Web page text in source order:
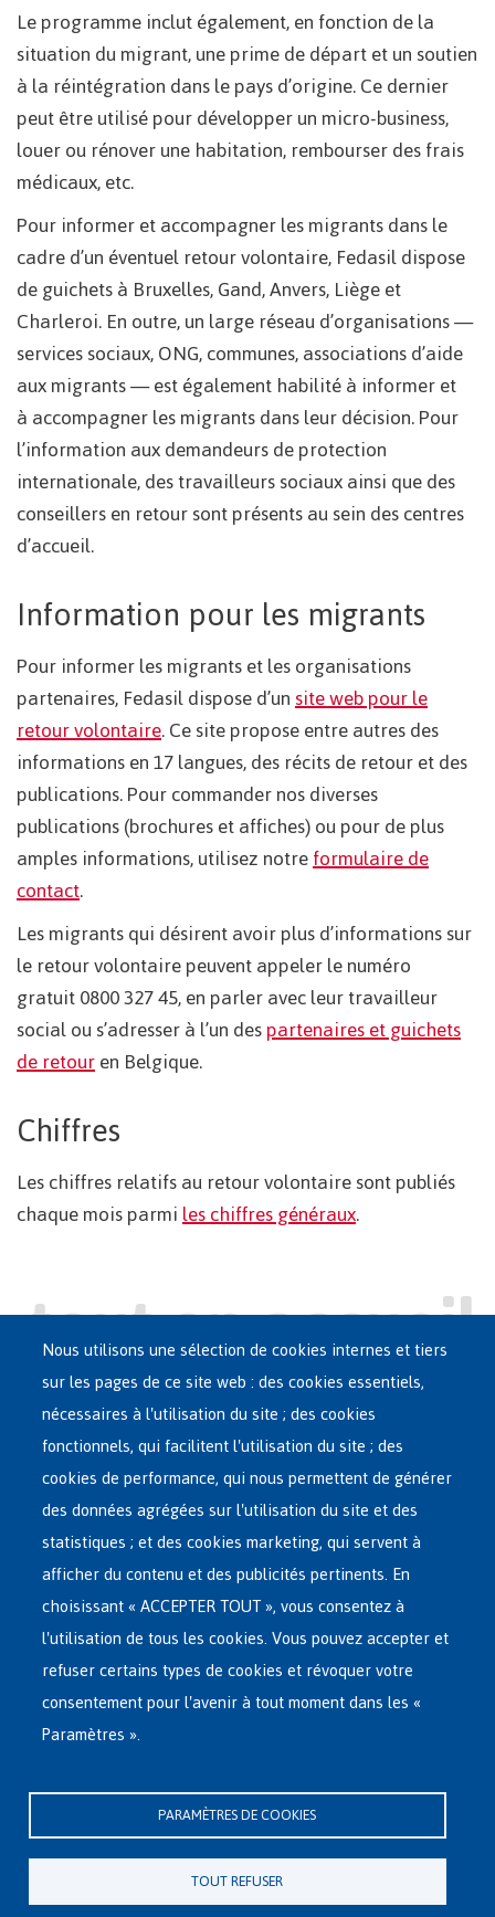
Le programme inclut également, en fonction de la
situation du migrant, une prime de départ et un soutien
à la réintégration dans le pays d’origine. Ce dernier
peut être utilisé pour développer un micro-business,
louer ou rénover une habitation, rembourser des frais
médicaux, etc.
Pour informer et accompagner les migrants dans le
cadre d’un éventuel retour volontaire, Fedasil dispose
de guichets à Bruxelles, Gand, Anvers, Liège et
Charleroi. En outre, un large réseau d’organisations —
services sociaux, ONG, communes, associations d’aide
aux migrants — est également habilité à informer et
à accompagner les migrants dans leur décision. Pour
l’information aux demandeurs de protection
internationale, des travailleurs sociaux ainsi que des
conseillers en retour sont présents au sein des centres
d’accueil.
Information pour les migrants
Pour informer les migrants et les organisations
partenaires, Fedasil dispose d’unsite web pour le
retour volontaire. Ce site propose entre autres des
informations en 17 langues, des récits de retour et des
publications. Pour commander nos diverses
publications (brochures et affiches) ou pour de plus
amples informations, utilisez notreformulaire de
contact.
Les migrants qui désirent avoir plus d’informations sur
le retour volontaire peuvent appeler le numéro
gratuit 0800 327 45, en parler avec leur travailleur
social ou s’adresser à l’un despartenaires et guichets
de retouren Belgique.
Chiffres
Les chiffres relatifs au retour volontaire sont publiés
chaque mois parmiles chiffres généraux.
Main
French
Menu
ASILE EN BELGIQUE
RÉSEAU D'ACCUEIL
RETOUR VOLONTAIRE
INTERNATIONAL
À PROPOS DE FEDASIL
Rue des Chartreux 21 , 1000 Bruxelles
E-mail : info@fedasil.be • T : +32-(0)2-213 44 11 • F : +32-(0)2-213 44 22
Vie privée, copyright et disclaimer|Déclaration d'accessibilité
Déclaration relative aux cookies
Nous utilisons une sélection de cookies internes et tiers
sur les pages de ce site web : des cookies essentiels,
nécessaires à l'utilisation du site ; des cookies
fonctionnels, qui facilitent l'utilisation du site ; des
cookies de performance, qui nous permettent de générer
des données agrégées sur l'utilisation du site et des
statistiques ; et des cookies marketing, qui servent à
afficher du contenu et des publicités pertinents. En
choisissant « ACCEPTER TOUT », vous consentez à
l'utilisation de tous les cookies. Vous pouvez accepter et
refuser certains types de cookies et révoquer votre
consentement pour l'avenir à tout moment dans les «
Paramètres ».
PARAMÈTRES DE COOKIES
TOUT REFUSER